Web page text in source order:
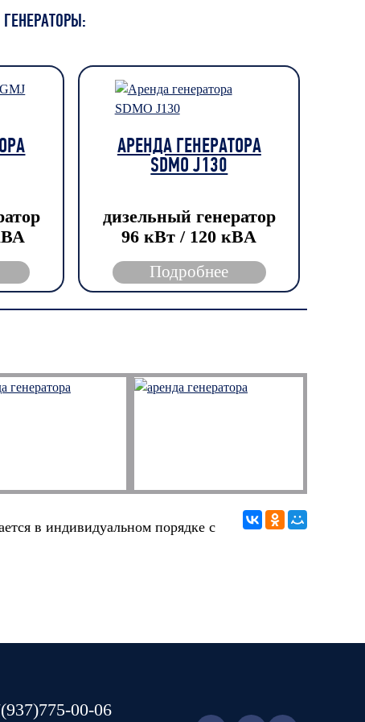
АРЕНДА ГЕНЕРАТОРА
SDMO J130
дизельный генератор
96 кВт / 120 кBА
Подробнее
в индивидуальном порядке с
00-06